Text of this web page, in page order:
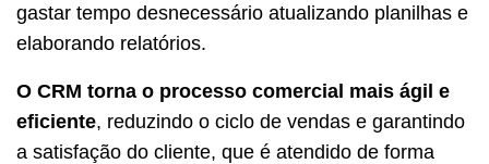
gastar tempo desnecessário atualizando planilhas e
elaborando relatórios.
O CRM torna o processo comercial mais ágil e
eficiente, reduzindo o ciclo de vendas e garantindo
a satisfação do cliente, que é atendido de forma